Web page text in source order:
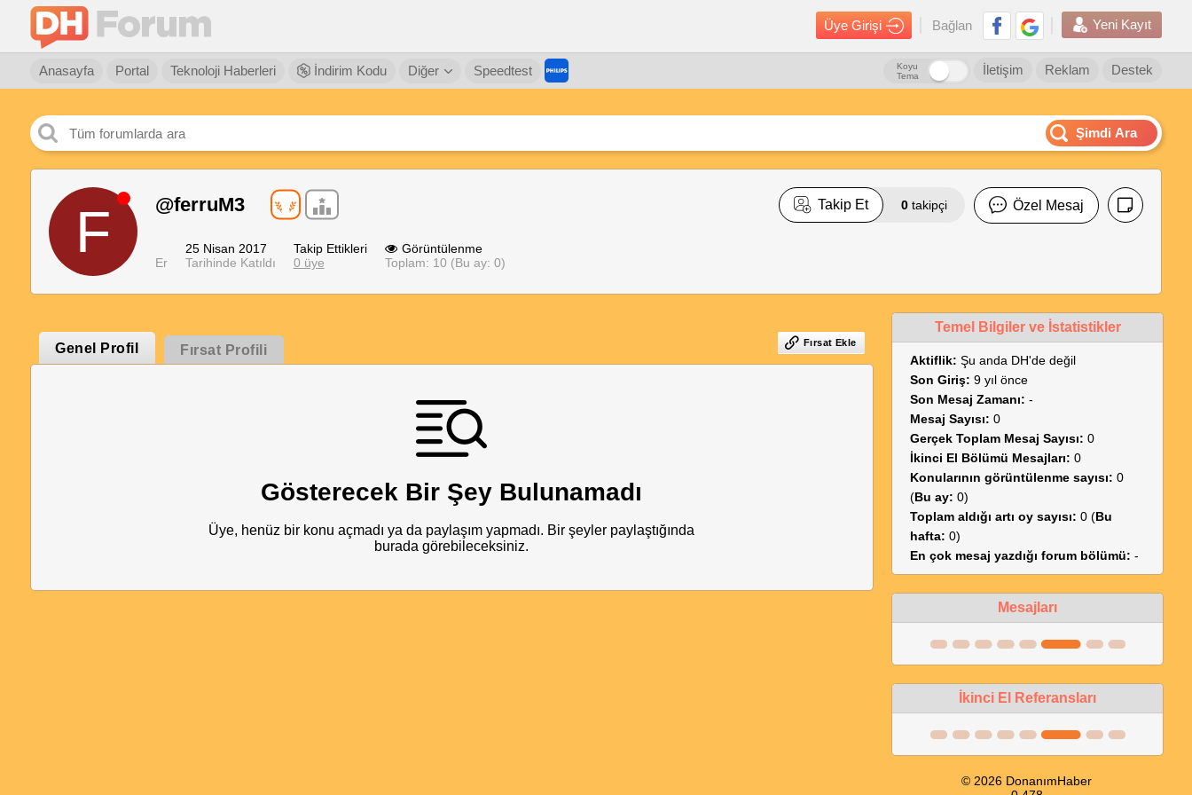
Üye Girişi Bağlan Yeni Kayıt
Anasayfa Portal Teknoloji Haberleri İndirim Kodu Diğer Speedtest Destek
Reklam
İletişim
Koyu
Tema
Şimdi Ara
F @ferruM3 Takip Et 0 takipçi Özel Mesaj
Er
25 Nisan 2017
Tarihinde Katıldı
Takip Ettikleri
0 üye
Görüntülenme
Toplam: 10 (Bu ay: 0)
Genel Profil Fırsat Profili Fırsat Ekle
Gösterecek Bir Şey Bulunamadı
Üye, henüz bir konu açmadı ya da paylaşım yapmadı. Bir şeyler paylaştığında
burada görebileceksiniz.
Temel Bilgiler ve İstatistikler
Aktiflik: Şu anda DH'de değil
Son Giriş: 9 yıl önce
Son Mesaj Zamanı: -
Mesaj Sayısı: 0
Gerçek Toplam Mesaj Sayısı: 0
İkinci El Bölümü Mesajları: 0
Konularının görüntülenme sayısı: 0
(Bu ay: 0)
Toplam aldığı artı oy sayısı: 0 (Bu
hafta: 0)
En çok mesaj yazdığı forum bölümü: -
Mesajları
İkinci El Referansları
© 2026 DonanımHaber